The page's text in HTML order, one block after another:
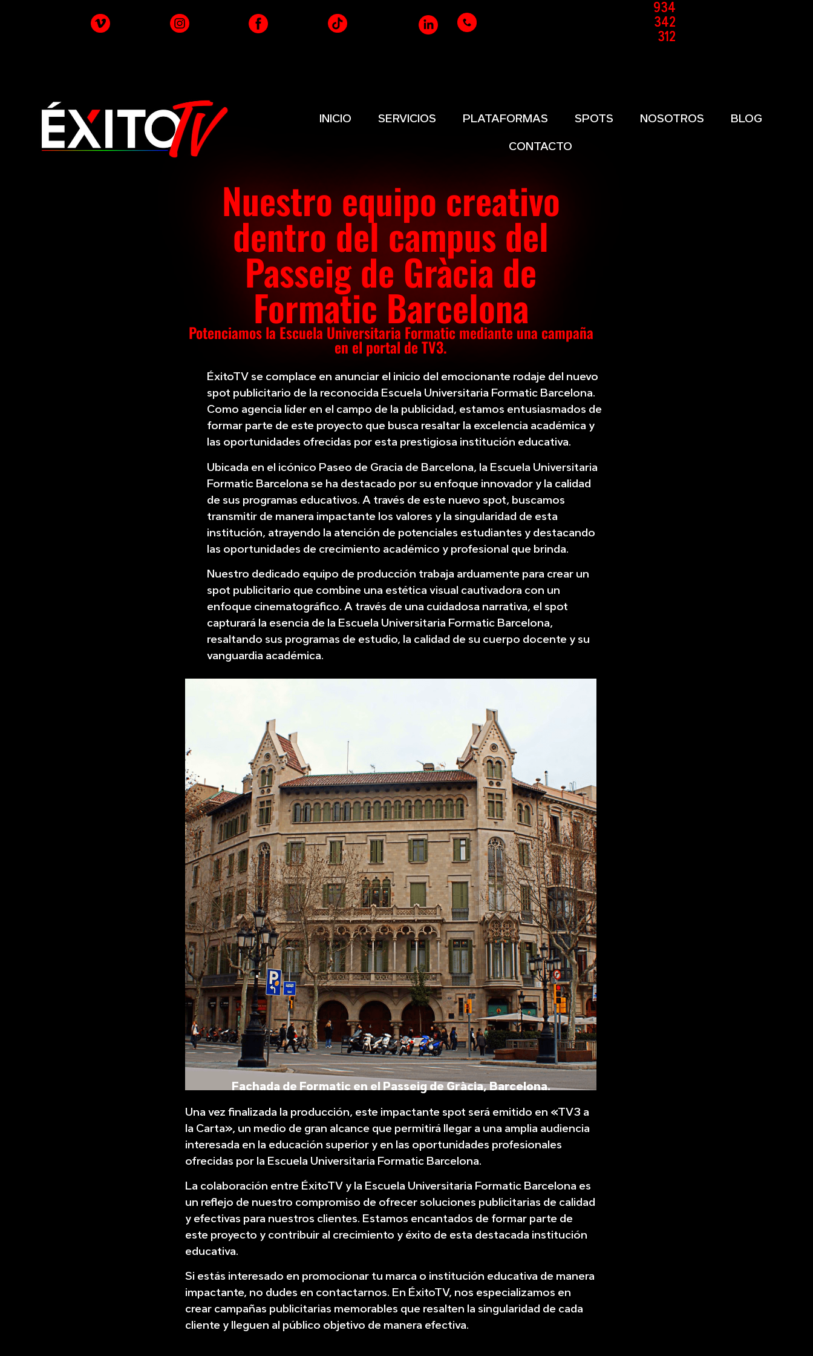
934
342
312
INICIO SERVICIOS PLATAFORMAS SPOTS NOSOTROS BLOG
CONTACTO
Nuestro equipo creativo
dentro del campus del
Passeig de Gràcia de
Formatic Barcelona
Potenciamos la Escuela Universitaria Formatic mediante una campaña
en el portal de TV3.
ÉxitoTV se complace en anunciar el inicio del emocionante rodaje del nuevo
spot publicitario de la reconocida Escuela Universitaria Formatic Barcelona.
Como agencia líder en el campo de la publicidad, estamos entusiasmados de
formar parte de este proyecto que busca resaltar la excelencia académica y
las oportunidades ofrecidas por esta prestigiosa institución educativa.
Ubicada en el icónico Paseo de Gracia de Barcelona, la Escuela Universitaria
Formatic Barcelona se ha destacado por su enfoque innovador y la calidad
de sus programas educativos. A través de este nuevo spot, buscamos
transmitir de manera impactante los valores y la singularidad de esta
institución, atrayendo la atención de potenciales estudiantes y destacando
las oportunidades de crecimiento académico y profesional que brinda.
Nuestro dedicado equipo de producción trabaja arduamente para crear un
spot publicitario que combine una estética visual cautivadora con un
enfoque cinematográfico. A través de una cuidadosa narrativa, el spot
capturará la esencia de la Escuela Universitaria Formatic Barcelona,
resaltando sus programas de estudio, la calidad de su cuerpo docente y su
vanguardia académica.
Fachada de Formatic en el Passeig de Gràcia, Barcelona.
Una vez finalizada la producción, este impactante spot será emitido en «TV3 a
la Carta», un medio de gran alcance que permitirá llegar a una amplia audiencia
interesada en la educación superior y en las oportunidades profesionales
ofrecidas por la Escuela Universitaria Formatic Barcelona.
La colaboración entre ÉxitoTV y la Escuela Universitaria Formatic Barcelona es
un reflejo de nuestro compromiso de ofrecer soluciones publicitarias de calidad
y efectivas para nuestros clientes. Estamos encantados de formar parte de
este proyecto y contribuir al crecimiento y éxito de esta destacada institución
educativa.
Si estás interesado en promocionar tu marca o institución educativa de manera
impactante, no dudes en contactarnos. En ÉxitoTV, nos especializamos en
crear campañas publicitarias memorables que resalten la singularidad de cada
cliente y lleguen al público objetivo de manera efectiva.